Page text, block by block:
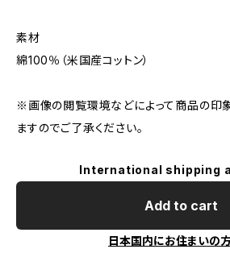
素材
綿100％（米国産コットン）
※画像の閲覧環境などによって商品の印
ますのでご了承ください。
International shipping
Add to cart
日本国内にお住まいの